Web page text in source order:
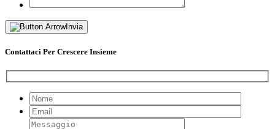
Invia
Contattaci Per Crescere Insieme